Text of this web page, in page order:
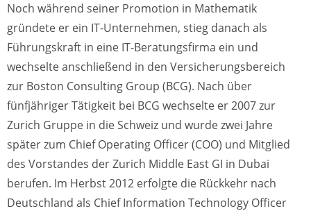
Noch während seiner Promotion in Mathematik
gründete er ein IT-Unternehmen, stieg danach als
Führungskraft in eine IT-Beratungsfirma ein und
wechselte anschließend in den Versicherungsbereich
zur Boston Consulting Group (BCG). Nach über
fünfjähriger Tätigkeit bei BCG wechselte er 2007 zur
Zurich Gruppe in die Schweiz und wurde zwei Jahre
später zum Chief Operating Officer (COO) und Mitglied
des Vorstandes der Zurich Middle East GI in Dubai
berufen. Im Herbst 2012 erfolgte die Rückkehr nach
Deutschland als Chief Information Technology Officer